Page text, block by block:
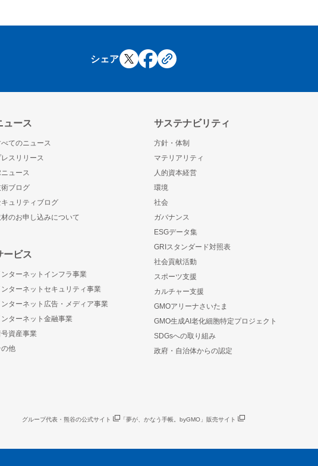
シェア
ュース
べてのニュース
レスリリース
ニュース
術ブログ
キュリティブログ
材のお申し込みについて
ービス
ンターネットインフラ事業
ンターネットセキュリティ事業
ンターネット広告・メディア事業
ンターネット金融事業
号資産事業
の他
サステナビリティ
方針・体制
マテリアリティ
人的資本経営
環境
社会
ガバナンス
ESGデータ集
GRIスタンダード対照表
社会貢献活動
スポーツ支援
カルチャー支援
GMOアリーナさいたま
GMO生成AI老化細胞特定プロジェクト
SDGsへの取り組み
政府・自治体からの認定
グループ代表・熊谷の公式サイト 「夢が、かなう手帳。byGMO」販売サイト